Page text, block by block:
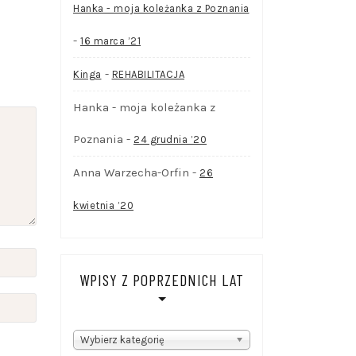
Hanka - moja koleżanka z Poznania
- 16 marca ’21
Kinga - REHABILITACJA
Hanka - moja koleżanka z
Poznania - 24 grudnia ’20
Anna Warzecha-Orfin - 26
kwietnia ’20
WPISY Z POPRZEDNICH LAT
WPISYWybierz kategorię